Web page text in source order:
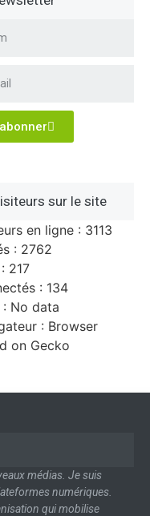
sur le site
en ligne : 3113
: 2762
217
: 134
: No data
: Browser
on Gecko
médias. Je suis
numériques.
qui mobilise